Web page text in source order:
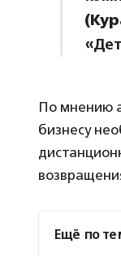
По мнению
бизнесу
Ещё по